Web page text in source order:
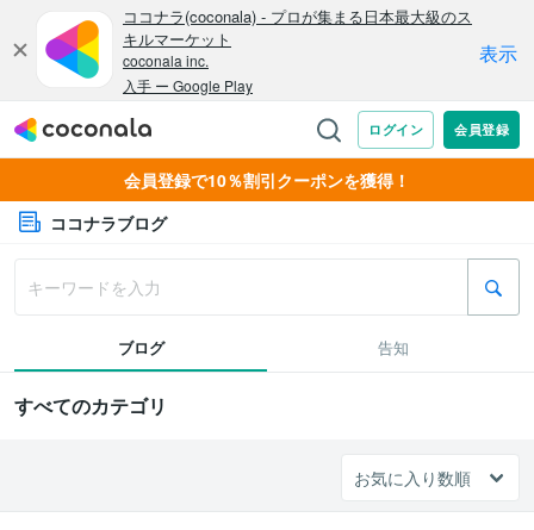
会員登録で10％割引クーポンを獲得！
ココナラブログ
ブログ 告知
すべてのカテゴリ